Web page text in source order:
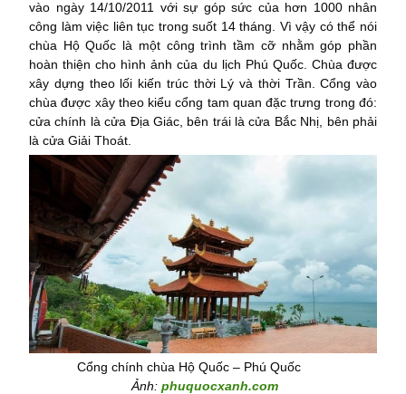
vào ngày 14/10/2011 với sự góp sức của hơn 1000 nhân
công làm việc liên tục trong suốt 14 tháng. Vì vậy có thể nói
chùa Hộ Quốc là một công trình tầm cỡ nhằm góp phần
hoàn thiện cho hình ảnh của du lịch Phú Quốc. Chùa được
xây dựng theo lối kiến trúc thời Lý và thời Trần. Cổng vào
chùa được xây theo kiểu cổng tam quan đặc trưng trong đó:
cửa chính là cửa Địa Giác, bên trái là cửa Bắc Nhị, bên phải
là cửa Giải Thoát.
Cổng chính chùa Hộ Quốc – Phú Quốc
Ảnh: phuquocxanh.com